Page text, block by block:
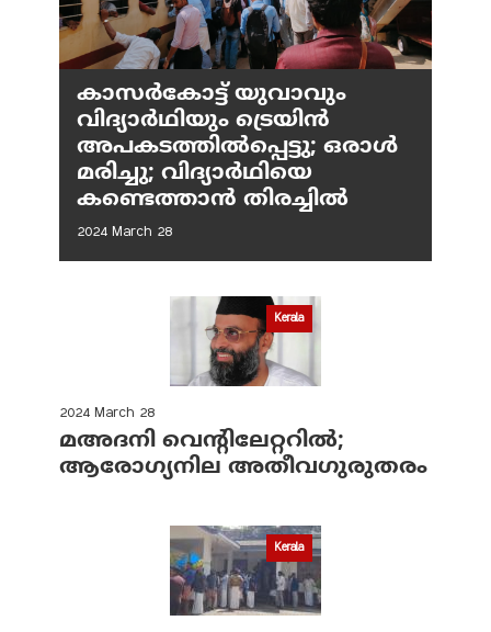
കാസർകോട്ട് യുവാവും
വിദ്യാർഥിയും ട്രെയിൻ
അപകടത്തിൽപ്പെട്ടു; ഒരാൾ
മരിച്ചു; വിദ്യാർഥിയെ
കണ്ടെത്താൻ തിരച്ചിൽ
2024 March 28
Kerala
2024 March 28
മഅദനി വെന്റിലേറ്ററിൽ;
ആരോഗ്യനില അതീവഗുരുതരം
Kerala